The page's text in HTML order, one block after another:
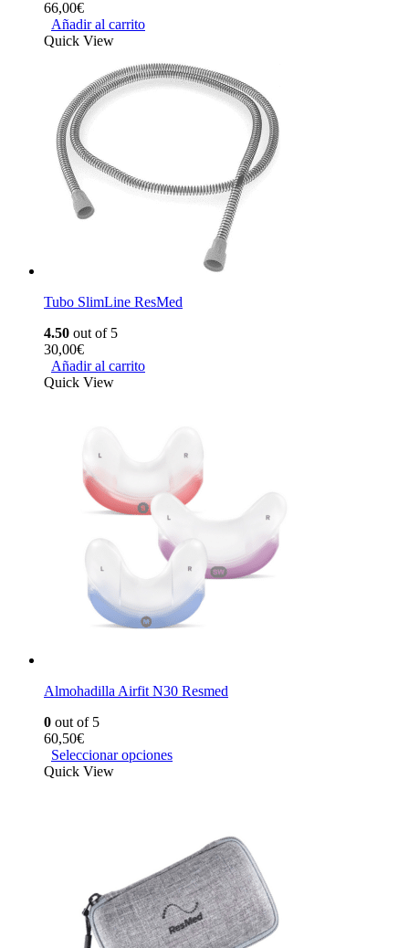
66,00€
Añadir al carrito
Quick View
Tubo SlimLine ResMed
4.50 out of 5
30,00€
Añadir al carrito
Quick View
Almohadilla Airfit N30 Resmed
0 out of 5
60,50€
Seleccionar opciones
Quick View